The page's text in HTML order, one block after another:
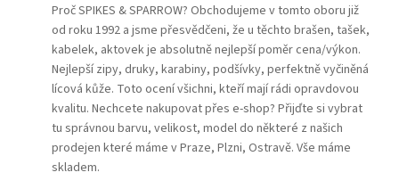
Proč SPIKES & SPARROW? Obchodujeme v tomto oboru již
od roku 1992 a jsme přesvědčeni, že u těchto brašen, tašek,
kabelek, aktovek je absolutně nejlepší poměr cena/výkon.
Nejlepší zipy, druky, karabiny, podšívky, perfektně vyčiněná
lícová kůže. Toto ocení všichni, kteří mají rádi opravdovou
kvalitu. Nechcete nakupovat přes e-shop? Přijďte si vybrat
tu správnou barvu, velikost, model do některé z našich
prodejen které máme v Praze, Plzni, Ostravě. Vše máme
skladem.